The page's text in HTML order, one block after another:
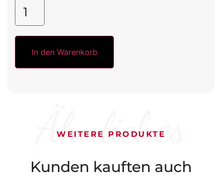
In den Warenkorb
WEITERE PRODUKTE
Kunden kauften auch
Ähnliches